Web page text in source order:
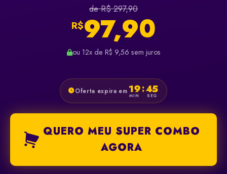
de R$ 297,90
R$97,90
ou 12x de R$ 9,56 sem juros
Oferta expira em 19
MIN
:44
SEG
QUERO MEU SUPER COMBO
AGORA